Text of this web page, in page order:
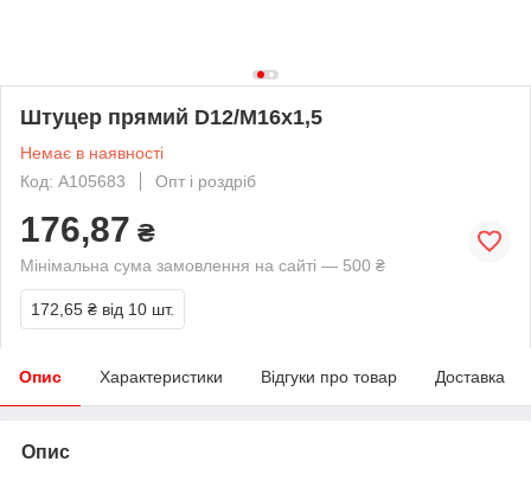
Штуцер прямий D12/М16x1,5
Немає в наявності
Код: A105683
Опт і роздріб
176,87 ₴
Мінімальна сума замовлення на сайті — 500 ₴
172,65 ₴ від 10 шт.
Опис Характеристики Відгуки про товар Доставка
Опис